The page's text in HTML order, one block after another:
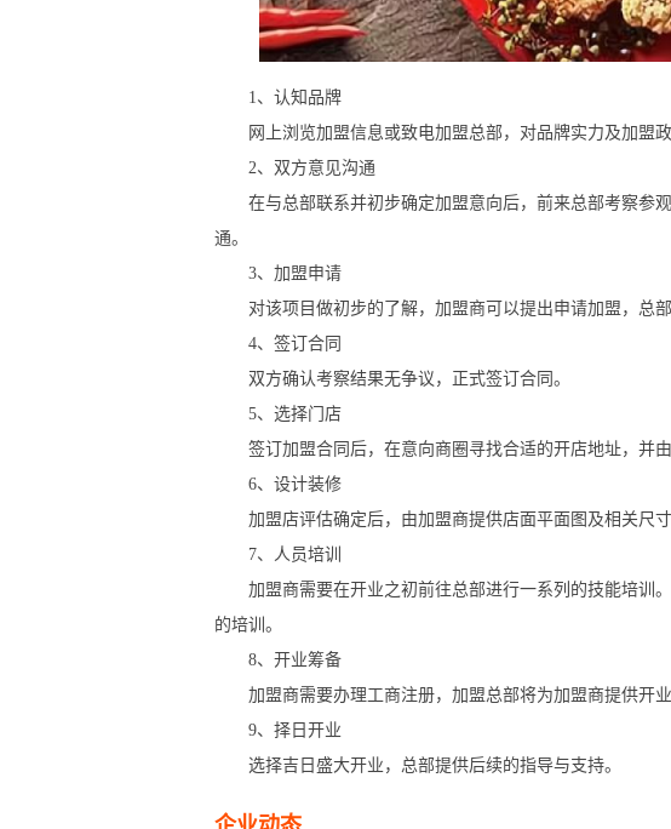
1、认知品牌
网上浏览加盟信息或致电加盟总部，对品牌实力及加盟政
2、双方意见沟通
在与总部联系并初步确定加盟意向后，前来总部考察参
通。
3、加盟申请
对该项目做初步的了解，加盟商可以提出申请加盟，总部
4、签订合同
双方确认考察结果无争议，正式签订合同。
5、选择门店
签订加盟合同后，在意向商圈寻找合适的开店地址，并由
6、设计装修
加盟店评估确定后，由加盟商提供店面平面图及相关尺寸
7、人员培训
加盟商需要在开业之初前往总部进行一系列的技能培训
的培训。
8、开业筹备
加盟商需要办理工商注册，加盟总部将为加盟商提供开业
9、择日开业
选择吉日盛大开业，总部提供后续的指导与支持。